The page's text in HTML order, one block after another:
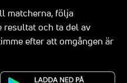
matcherna, följa
resultat och ta del av
efter att omgången är